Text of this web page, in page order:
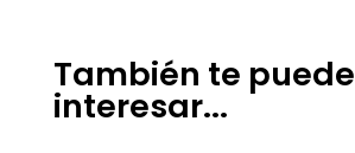
También te puede
interesar...